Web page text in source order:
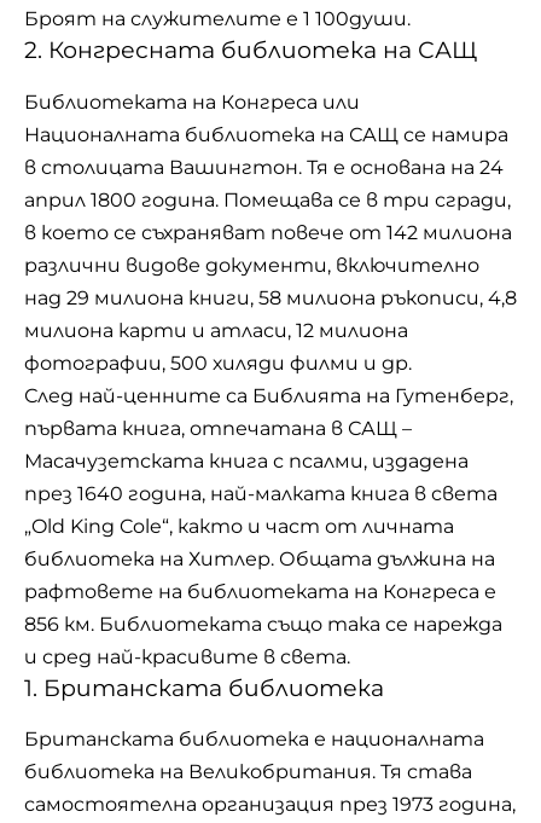
Броят на служителите е 1 100души.
2. Конгресната библиотека на САЩ
Библиотеката на Конгреса или
Националната библиотека на САЩ се намира
в столицата Вашингтон. Тя е основана на 24
април 1800 година. Помещава се в три сгради,
в което се съхраняват повече от 142 милиона
различни видове документи, включително
над 29 милиона книги, 58 милиона ръкописи, 4,8
милиона карти и атласи, 12 милиона
фотографии, 500 хиляди филми и др.
След най-ценните са Библията на Гутенберг,
първата книга, отпечатана в САЩ –
Масачузетската книга с псалми, издадена
през 1640 година, най-малката книга в света
„Old King Cole“, както и част от личната
библиотека на Хитлер. Общата дължина на
рафтовете на библиотеката на Конгреса е
856 км. Библиотеката също така се нарежда
и сред най-красивите в света.
1. Британската библиотека
Британската библиотека е националната
библиотека на Великобритания. Тя става
самостоятелна организация през 1973 година,